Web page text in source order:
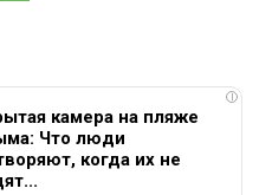
i
камера на пляже
Что люди
когда их не